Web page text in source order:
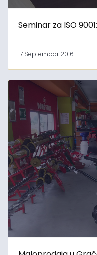
Seminar za ISO
17 Septembar 2016